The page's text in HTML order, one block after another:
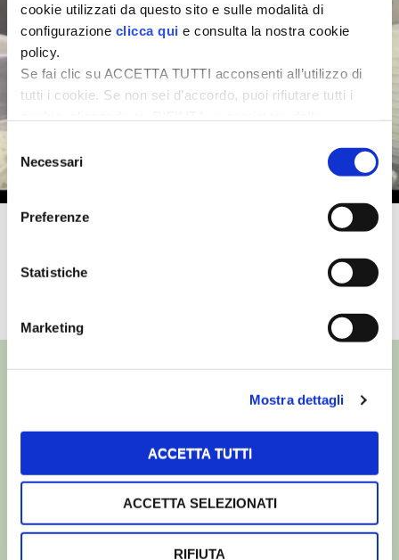
cookie utilizzati da questo sito e sulle modalità di
configurazione clicca qui e consulta la nostra cookie
policy.
Se fai clic su ACCETTA TUTTI acconsenti all’utilizzo di
tutti i cookie. Se non sei d’accordo, puoi rifiutare tutti i
desideri accettare e cliccando ACCETTA SELEZIONATI.
del
consenso
Necessari
Preferenze
Statistiche
Marketing
Mostra dettagli
ACCETTA TUTTI
ACCETTA SELEZIONATI
RIFIUTA
Montébore
TUTTI I VIDEO
©- Tutti i diritti riservati
Edizioni L’Informatore Agrario S.r.l.
via Bencivenga-Biondani, 16
37133 Verona - Italia
Partita iva: 00230010233
Reg. imp. di Verona nr. 00230010233
Capitale sociale: Euro 510.000,00 i.v.